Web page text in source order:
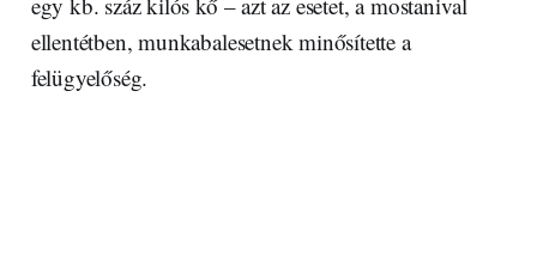
ellentétben, munkabalesetnek minősítette a
felügyelőség.